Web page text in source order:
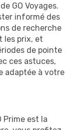
GO Voyages.
informé des
de recherche
les prix, et
de pointe
ces astuces,
adaptée à votre
Prime est la